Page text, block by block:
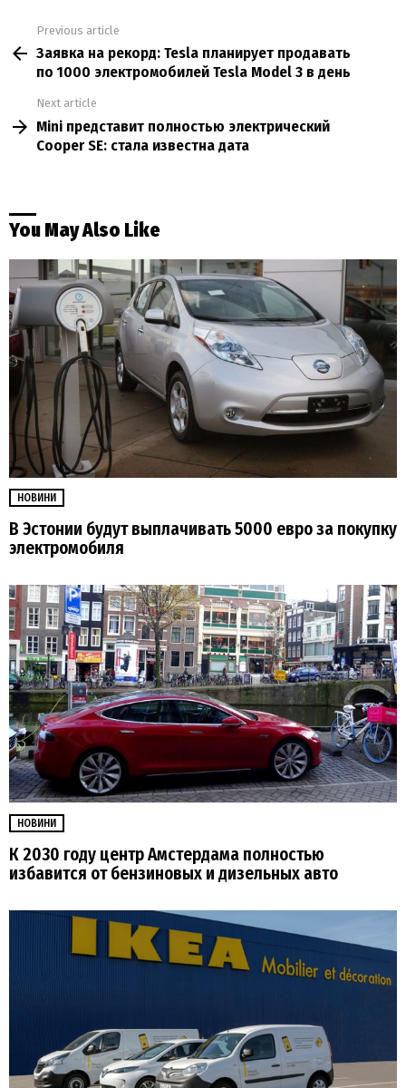
more
Previous article
Заявка на рекорд: Tesla планирует продавать
по 1000 электромобилей Tesla Model 3 в день
Next article
Mini представит полностью электрический
Cooper SЕ: стала известна дата
You May Also Like
НОВИНИ
В Эстонии будут выплачивать 5000 евро за покупку
электромобиля
НОВИНИ
К 2030 году центр Амстердама полностью
избавится от бензиновых и дизельных авто